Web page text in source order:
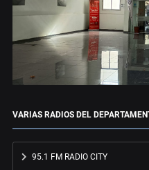
VARIAS RADIOS DEL
95.1 FM RADIO CITY